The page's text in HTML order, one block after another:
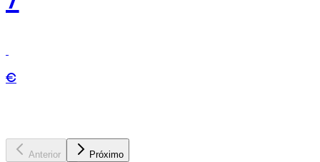
€
Anterior Próximo